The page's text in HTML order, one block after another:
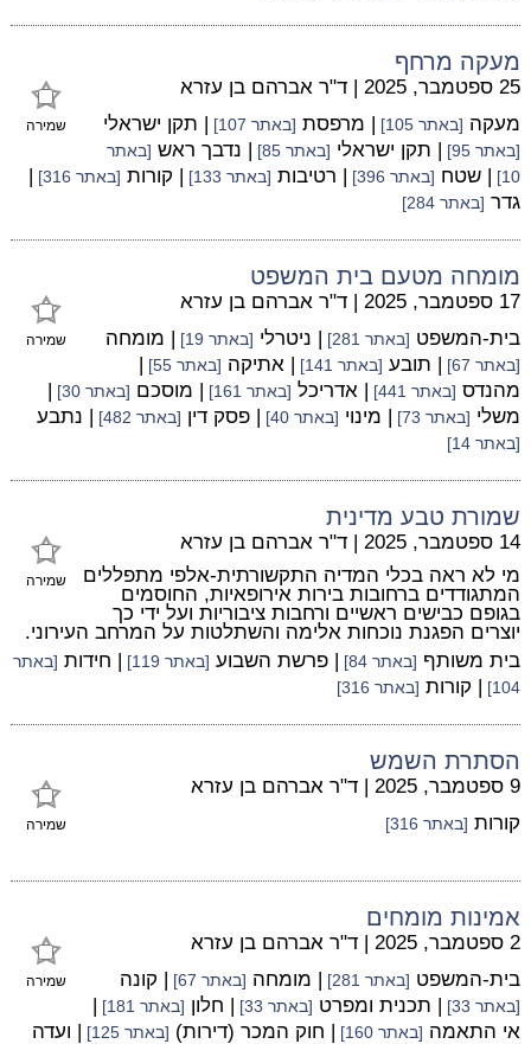
מעקה מרחף
שמירה
25 ספטמבר, 2025 | ד"ר אברהם בן עזרא
מעקה [באתר 105] | מרפסת [באתר 107] | תקן ישראלי
[באתר 95] | תקן ישראלי [באתר 85] | נדבך ראש [באתר
10]
| שטח [באתר 396] | רטיבות [באתר 133] | קורות [באתר 316]
|
גדר [באתר 284]
מומחה מטעם בית המשפט
שמירה
17 ספטמבר, 2025 | ד"ר אברהם בן עזרא
בית-המשפט [באתר 281] | ניטרלי [באתר 19] | מומחה
[באתר 67] | תובע [באתר 141] | אתיקה [באתר 55]
|
מהנדס [באתר 441] | אדריכל [באתר 161] | מוסכם [באתר 30]
|
משלי [באתר 73] | מינוי [באתר 40] | פסק דין [באתר 482] | נתבע
[באתר 14]
שמורת טבע מדינית
שמירה
14 ספטמבר, 2025 | ד"ר אברהם בן עזרא
מי לא ראה בכלי המדיה התקשורתית-אלפי מתפללים
המתגודדים ברחובות בירות אירופאיות, החוסמים
בגופם כבישים ראשיים ורחבות ציבוריות ועל ידי כך
יוצרים הפגנת נוכחות אלימה והשתלטות על המרחב העירוני.
בית משותף [באתר 84] | פרשת השבוע [באתר 119] | חידות [באתר
104]
| קורות [באתר 316]
הסתרת השמש
שמירה
9 ספטמבר, 2025 | ד"ר אברהם בן עזרא
קורות [באתר 316]
אמינות מומחים
שמירה
2 ספטמבר, 2025 | ד"ר אברהם בן עזרא
בית-המשפט [באתר 281] | מומחה [באתר 67] | קונה
[באתר 33] | תכנית ומפרט [באתר 33] | חלון [באתר 181]
|
אי התאמה [באתר 160] | חוק המכר (דירות) [באתר 125]
| ועדה